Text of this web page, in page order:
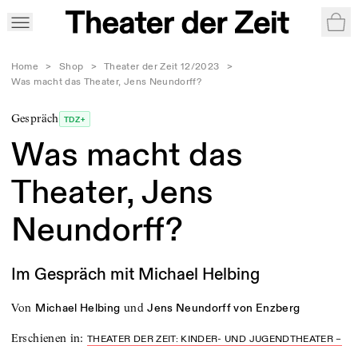
Home > Shop > Theater der Zeit 12/2023
>
Was macht das Theater, Jens Neundorff?
Gespräch TDZ+
Was macht das
Theater, Jens
Neundorff?
Im Gespräch mit Michael Helbing
von Michael Helbing und Jens Neundorff von Enzberg
Erschienen in:THEATER DER ZEIT: KINDER- UND JUGENDTHEATER –